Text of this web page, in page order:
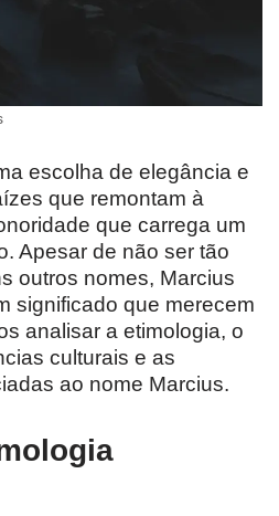
escolha de elegância e
que remontam à
que carrega um
Apesar de não ser tão
outros nomes, Marcius
significado que merecem
analisar a etimologia, o
culturais e as
ao nome Marcius.